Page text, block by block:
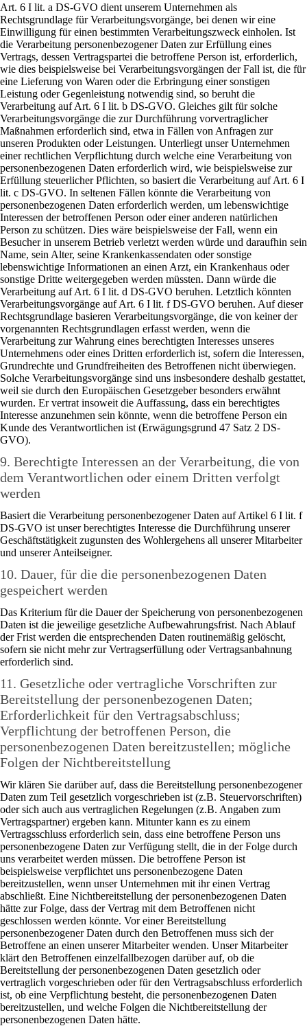
Art. 6 I lit. a DS-GVO dient unserem Unternehmen als
Rechtsgrundlage für Verarbeitungsvorgänge, bei denen wir eine
Einwilligung für einen bestimmten Verarbeitungszweck einholen. Ist
die Verarbeitung personenbezogener Daten zur Erfüllung eines
Vertrags, dessen Vertragspartei die betroffene Person ist, erforderlich,
wie dies beispielsweise bei Verarbeitungsvorgängen der Fall ist, die für
eine Lieferung von Waren oder die Erbringung einer sonstigen
Leistung oder Gegenleistung notwendig sind, so beruht die
Verarbeitung auf Art. 6 I lit. b DS-GVO. Gleiches gilt für solche
Verarbeitungsvorgänge die zur Durchführung vorvertraglicher
Maßnahmen erforderlich sind, etwa in Fällen von Anfragen zur
unseren Produkten oder Leistungen. Unterliegt unser Unternehmen
einer rechtlichen Verpflichtung durch welche eine Verarbeitung von
personenbezogenen Daten erforderlich wird, wie beispielsweise zur
Erfüllung steuerlicher Pflichten, so basiert die Verarbeitung auf Art. 6 I
lit. c DS-GVO. In seltenen Fällen könnte die Verarbeitung von
personenbezogenen Daten erforderlich werden, um lebenswichtige
Interessen der betroffenen Person oder einer anderen natürlichen
Person zu schützen. Dies wäre beispielsweise der Fall, wenn ein
Besucher in unserem Betrieb verletzt werden würde und daraufhin sein
Name, sein Alter, seine Krankenkassendaten oder sonstige
lebenswichtige Informationen an einen Arzt, ein Krankenhaus oder
sonstige Dritte weitergegeben werden müssten. Dann würde die
Verarbeitung auf Art. 6 I lit. d DS-GVO beruhen. Letztlich könnten
Verarbeitungsvorgänge auf Art. 6 I lit. f DS-GVO beruhen. Auf dieser
Rechtsgrundlage basieren Verarbeitungsvorgänge, die von keiner der
vorgenannten Rechtsgrundlagen erfasst werden, wenn die
Verarbeitung zur Wahrung eines berechtigten Interesses unseres
Unternehmens oder eines Dritten erforderlich ist, sofern die Interessen,
Grundrechte und Grundfreiheiten des Betroffenen nicht überwiegen.
Solche Verarbeitungsvorgänge sind uns insbesondere deshalb gestattet,
weil sie durch den Europäischen Gesetzgeber besonders erwähnt
wurden. Er vertrat insoweit die Auffassung, dass ein berechtigtes
Interesse anzunehmen sein könnte, wenn die betroffene Person ein
Kunde des Verantwortlichen ist (Erwägungsgrund 47 Satz 2 DS-
GVO).
9. Berechtigte Interessen an der Verarbeitung, die von
dem Verantwortlichen oder einem Dritten verfolgt
werden
Basiert die Verarbeitung personenbezogener Daten auf Artikel 6 I lit. f
DS-GVO ist unser berechtigtes Interesse die Durchführung unserer
Geschäftstätigkeit zugunsten des Wohlergehens all unserer Mitarbeiter
und unserer Anteilseigner.
10. Dauer, für die die personenbezogenen Daten
gespeichert werden
Das Kriterium für die Dauer der Speicherung von personenbezogenen
Daten ist die jeweilige gesetzliche Aufbewahrungsfrist. Nach Ablauf
der Frist werden die entsprechenden Daten routinemäßig gelöscht,
sofern sie nicht mehr zur Vertragserfüllung oder Vertragsanbahnung
erforderlich sind.
11. Gesetzliche oder vertragliche Vorschriften zur
Bereitstellung der personenbezogenen Daten;
Erforderlichkeit für den Vertragsabschluss;
Verpflichtung der betroffenen Person, die
personenbezogenen Daten bereitzustellen; mögliche
Folgen der Nichtbereitstellung
Wir klären Sie darüber auf, dass die Bereitstellung personenbezogener
Daten zum Teil gesetzlich vorgeschrieben ist (z.B. Steuervorschriften)
oder sich auch aus vertraglichen Regelungen (z.B. Angaben zum
Vertragspartner) ergeben kann. Mitunter kann es zu einem
Vertragsschluss erforderlich sein, dass eine betroffene Person uns
personenbezogene Daten zur Verfügung stellt, die in der Folge durch
uns verarbeitet werden müssen. Die betroffene Person ist
beispielsweise verpflichtet uns personenbezogene Daten
bereitzustellen, wenn unser Unternehmen mit ihr einen Vertrag
abschließt. Eine Nichtbereitstellung der personenbezogenen Daten
hätte zur Folge, dass der Vertrag mit dem Betroffenen nicht
geschlossen werden könnte. Vor einer Bereitstellung
personenbezogener Daten durch den Betroffenen muss sich der
Betroffene an einen unserer Mitarbeiter wenden. Unser Mitarbeiter
klärt den Betroffenen einzelfallbezogen darüber auf, ob die
Bereitstellung der personenbezogenen Daten gesetzlich oder
vertraglich vorgeschrieben oder für den Vertragsabschluss erforderlich
ist, ob eine Verpflichtung besteht, die personenbezogenen Daten
bereitzustellen, und welche Folgen die Nichtbereitstellung der
personenbezogenen Daten hätte.